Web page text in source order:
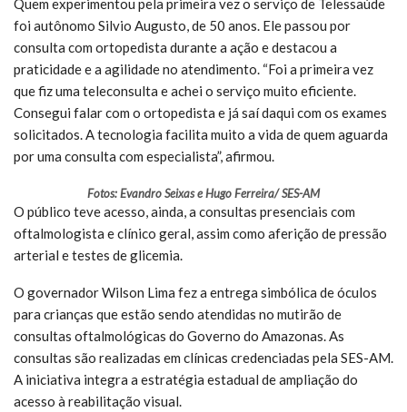
Quem experimentou pela primeira vez o serviço de Telessaúde
foi autônomo Silvio Augusto, de 50 anos. Ele passou por
consulta com ortopedista durante a ação e destacou a
praticidade e a agilidade no atendimento. “Foi a primeira vez
que fiz uma teleconsulta e achei o serviço muito eficiente.
Consegui falar com o ortopedista e já saí daqui com os exames
solicitados. A tecnologia facilita muito a vida de quem aguarda
por uma consulta com especialista”, afirmou.
Fotos: Evandro Seixas e Hugo Ferreira/ SES-AM
O público teve acesso, ainda, a consultas presenciais com
oftalmologista e clínico geral, assim como aferição de pressão
arterial e testes de glicemia.
O governador Wilson Lima fez a entrega simbólica de óculos
para crianças que estão sendo atendidas no mutirão de
consultas oftalmológicas do Governo do Amazonas. As
consultas são realizadas em clínicas credenciadas pela SES-AM.
A iniciativa integra a estratégia estadual de ampliação do
acesso à reabilitação visual.